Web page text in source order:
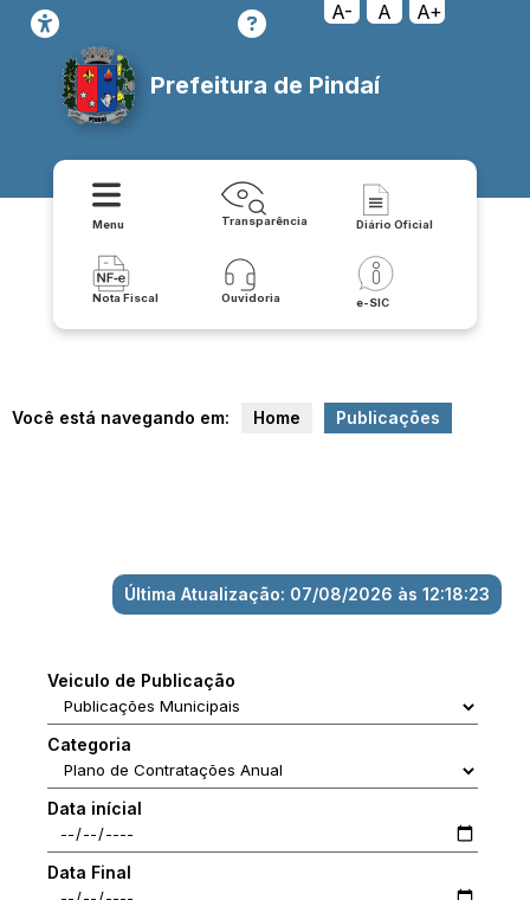
A- A A+
Prefeitura de Pindaí
Menu Transparência Diário Oficial
Nota Fiscal Ouvidoria e-SIC
Você está navegando em: Home Publicações
Última Atualização: 07/08/2026 às 12:18:23
Veiculo de Publicação
Categoria
Data inícial
Data Final